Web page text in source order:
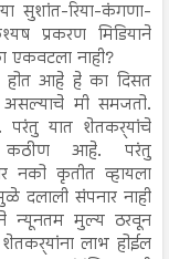
सुशांत-रिया-कंगणा-
प्रकरण मिडियाने
एकवटला नाही?
होत आहे हे का दिसत
असल्याचे मी समजतो.
परंतु यात शेतकर्‍यांचे
आहे. परंतु
नको कृतीत व्हायला
दलाली संपनार नाही
न्यूनतम मुल्य ठरवून
लाभ होईल